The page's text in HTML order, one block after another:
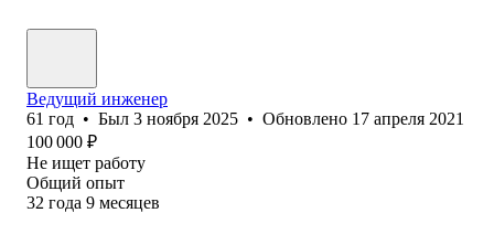
Ведущий инженер
61 год • Был 3 ноября 2025 • Обновлено 17 апреля 2021
100 000 ₽
Не ищет работу
Общий опыт
32 года 9 месяцев